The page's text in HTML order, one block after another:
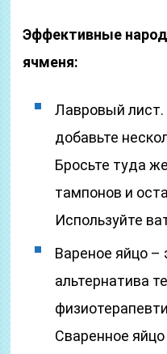
Эффективные
ячменя:
Лавровый лист.
добавьте
Бросьте туда
тампонов и
Используйте
Вареное яйцо –
альтернатива
Сваренное